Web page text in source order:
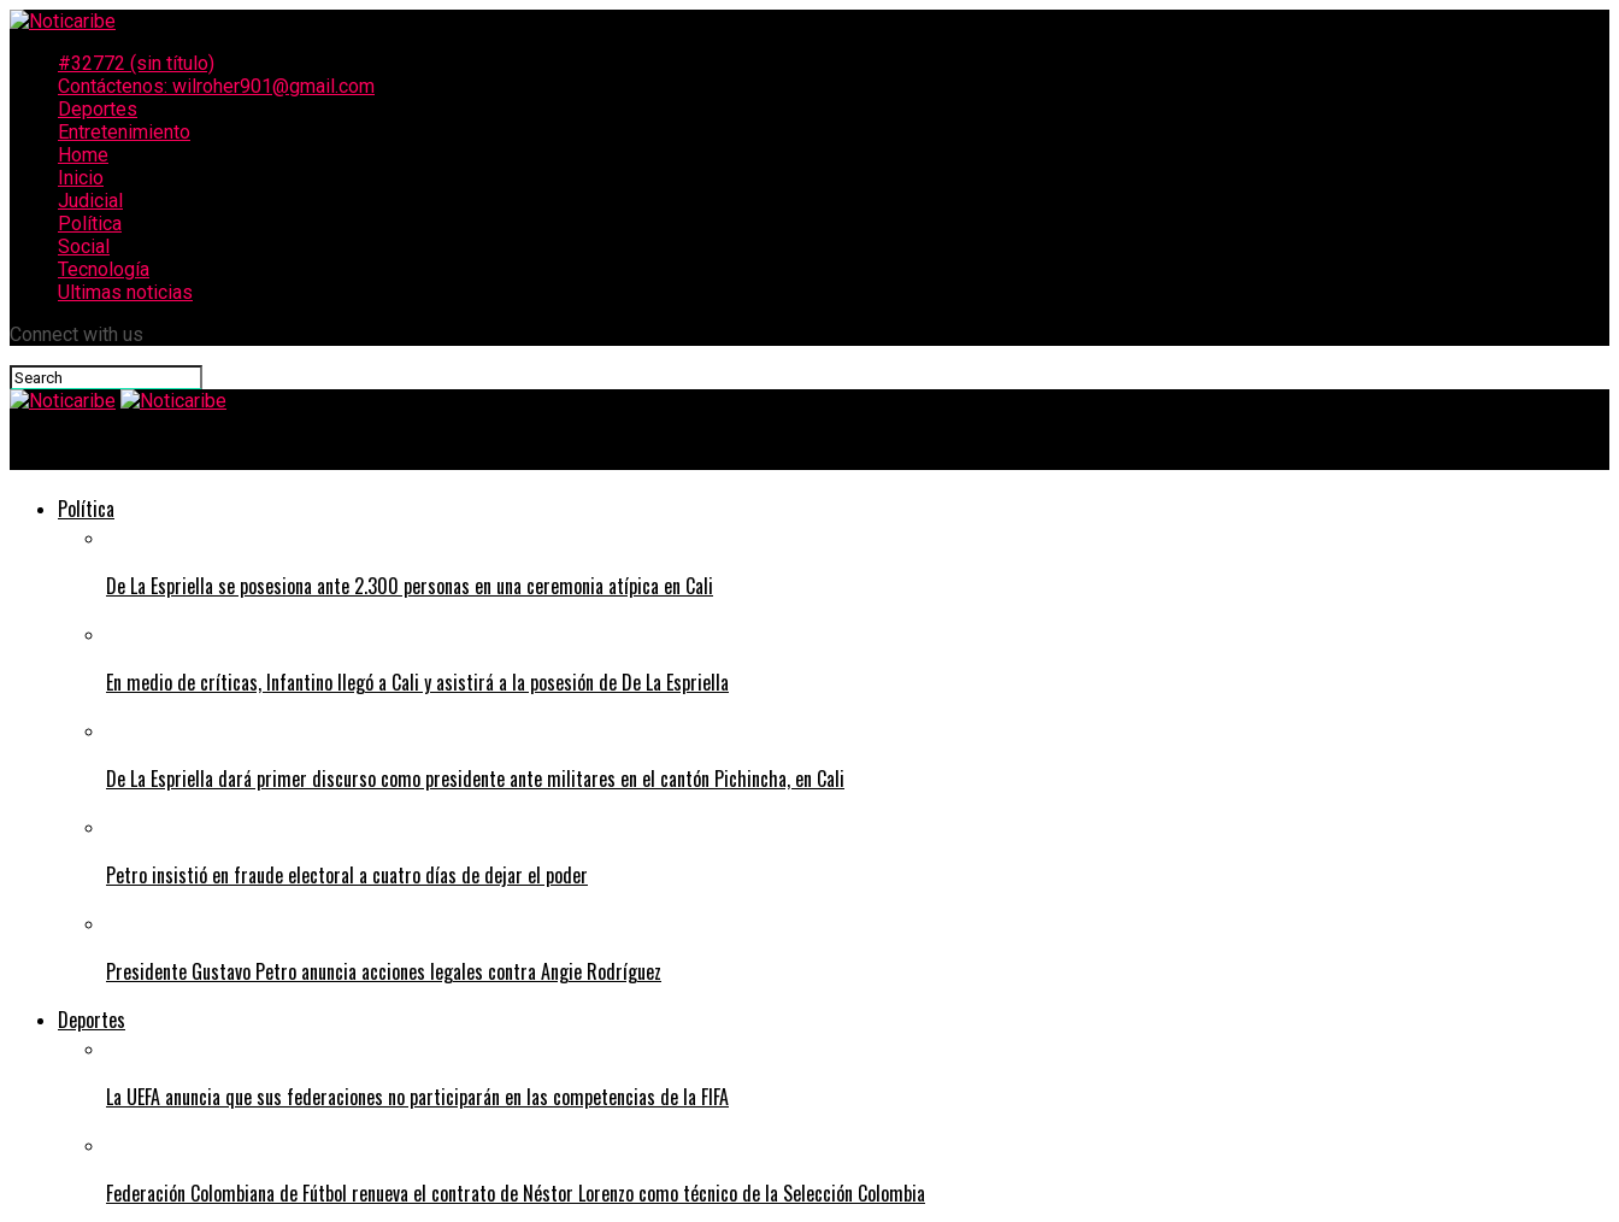
#32772 (sin título)
Contáctenos: wilroher901@gmail.com
Deportes
Entretenimiento
Home
Inicio
Judicial
Política
Social
Tecnología
Ultimas noticias
Connect with us
Política
De La Espriella se posesiona ante 2.300 personas en una ceremonia atípica en Cali
En medio de críticas, Infantino llegó a Cali y asistirá a la posesión de De La Espriella
De La Espriella dará primer discurso como presidente ante militares en el cantón Pichincha, en Cali
Petro insistió en fraude electoral a cuatro días de dejar el poder
Presidente Gustavo Petro anuncia acciones legales contra Angie Rodríguez
Deportes
La UEFA anuncia que sus federaciones no participarán en las competencias de la FIFA
Federación Colombiana de Fútbol renueva el contrato de Néstor Lorenzo como técnico de la Selección Colombia